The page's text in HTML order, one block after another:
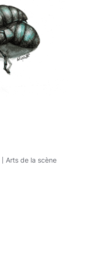
Arts de la scène